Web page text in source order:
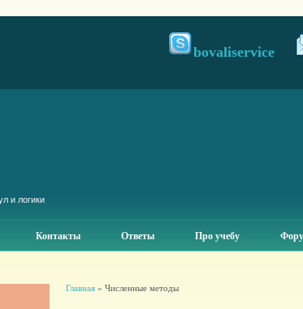
bovaliservice
и логики
Контакты Ответы Про учебу
Главная» Численные методы